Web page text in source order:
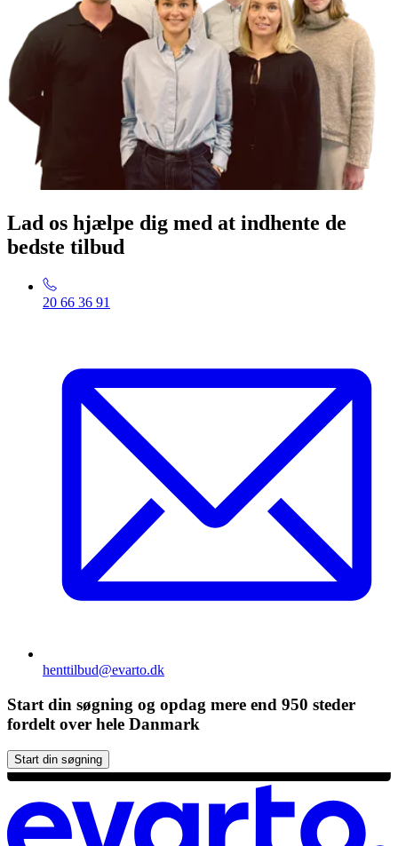
Lad os hjælpe dig med at indhente de
bedste tilbud
20 66 36 91
henttilbud@evarto.dk
Start din søgning og opdag mere end 950 steder
fordelt over hele Danmark
Start din søgning